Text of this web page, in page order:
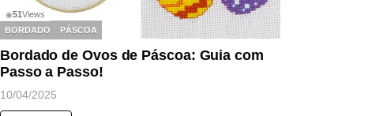
◉51 Views
BORDADO
PÁSCOA
Bordado de Ovos de Páscoa: Guia com
Passo a Passo!
10/04/2025